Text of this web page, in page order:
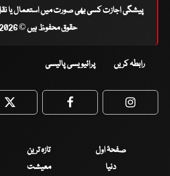
پیشگی اجازت کسی بھی صورت میں استعمال یا
حقوق محفوظ ہیں © 2026
رابطہ کریں پرائیویسی پالیسی
Twitter Facebook
صفحۂ اول تازہ ترین
دنیا
معیشت